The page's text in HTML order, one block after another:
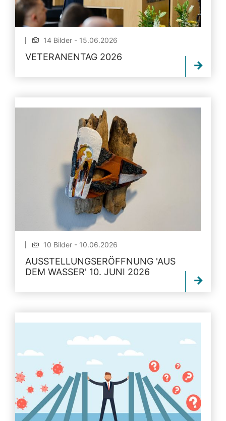
14 Bilder - 15.06.2026
VETERANENTAG 2026
10 Bilder - 10.06.2026
AUSSTELLUNGSERÖFFNUNG 'AUS
DEM WASSER' 10. JUNI 2026